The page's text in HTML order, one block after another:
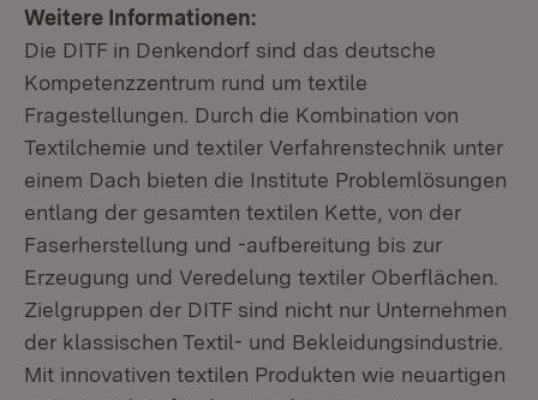
Weitere Informationen:
Die DITF in Denkendorf sind das deutsche
Kompetenzzentrum rund um textile
Fragestellungen. Durch die Kombination von
Textilchemie und textiler Verfahrenstechnik unter
einem Dach bieten die Institute Problemlösungen
entlang der gesamten textilen Kette, von der
Faserherstellung und -aufbereitung bis zur
Erzeugung und Veredelung textiler Oberflächen.
Zielgruppen der DITF sind nicht nur Unternehmen
der klassischen Textil- und Bekleidungsindustrie.
Mit innovativen textilen Produkten wie neuartigen